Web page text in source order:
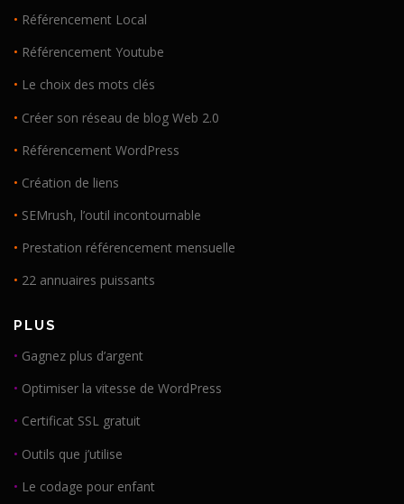
• Référencement Local
• Référencement Youtube
• Le choix des mots clés
• Créer son réseau de blog Web 2.0
• Référencement WordPress
• Création de liens
• SEMrush, l’outil incontournable
• Prestation référencement mensuelle
• 22 annuaires puissants
PLUS
• Gagnez plus d’argent
• Optimiser la vitesse de WordPress
• Certificat SSL gratuit
• Outils que j’utilise
• Le codage pour enfant